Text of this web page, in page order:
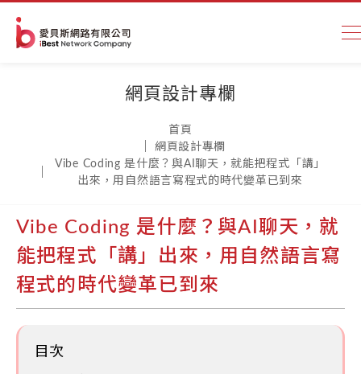
網頁設計專欄
首頁
網頁設計專欄
Vibe Coding 是什麼？與AI聊天，就能把程式「講」
出來，用自然語言寫程式的時代變革已到來
Vibe Coding 是什麼？與AI聊天，就
能把程式「講」出來，用自然語言寫
程式的時代變革已到來
目次